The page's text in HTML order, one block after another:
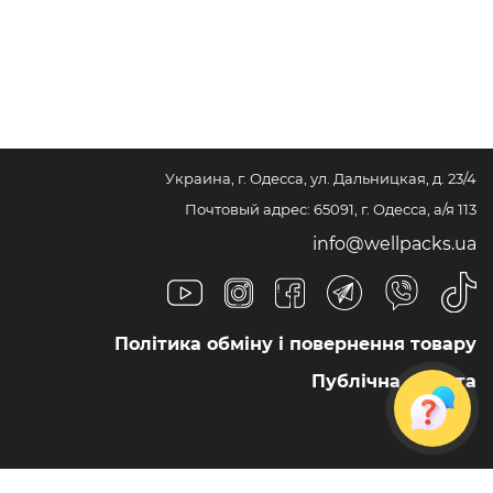
Украина, г. Одесса, ул. Дальницкая, д. 23/4
Почтовый адрес: 65091, г. Одесса, а/я 113
info@wellpacks.ua
Політика обміну і повернення товару
Публічна оферта